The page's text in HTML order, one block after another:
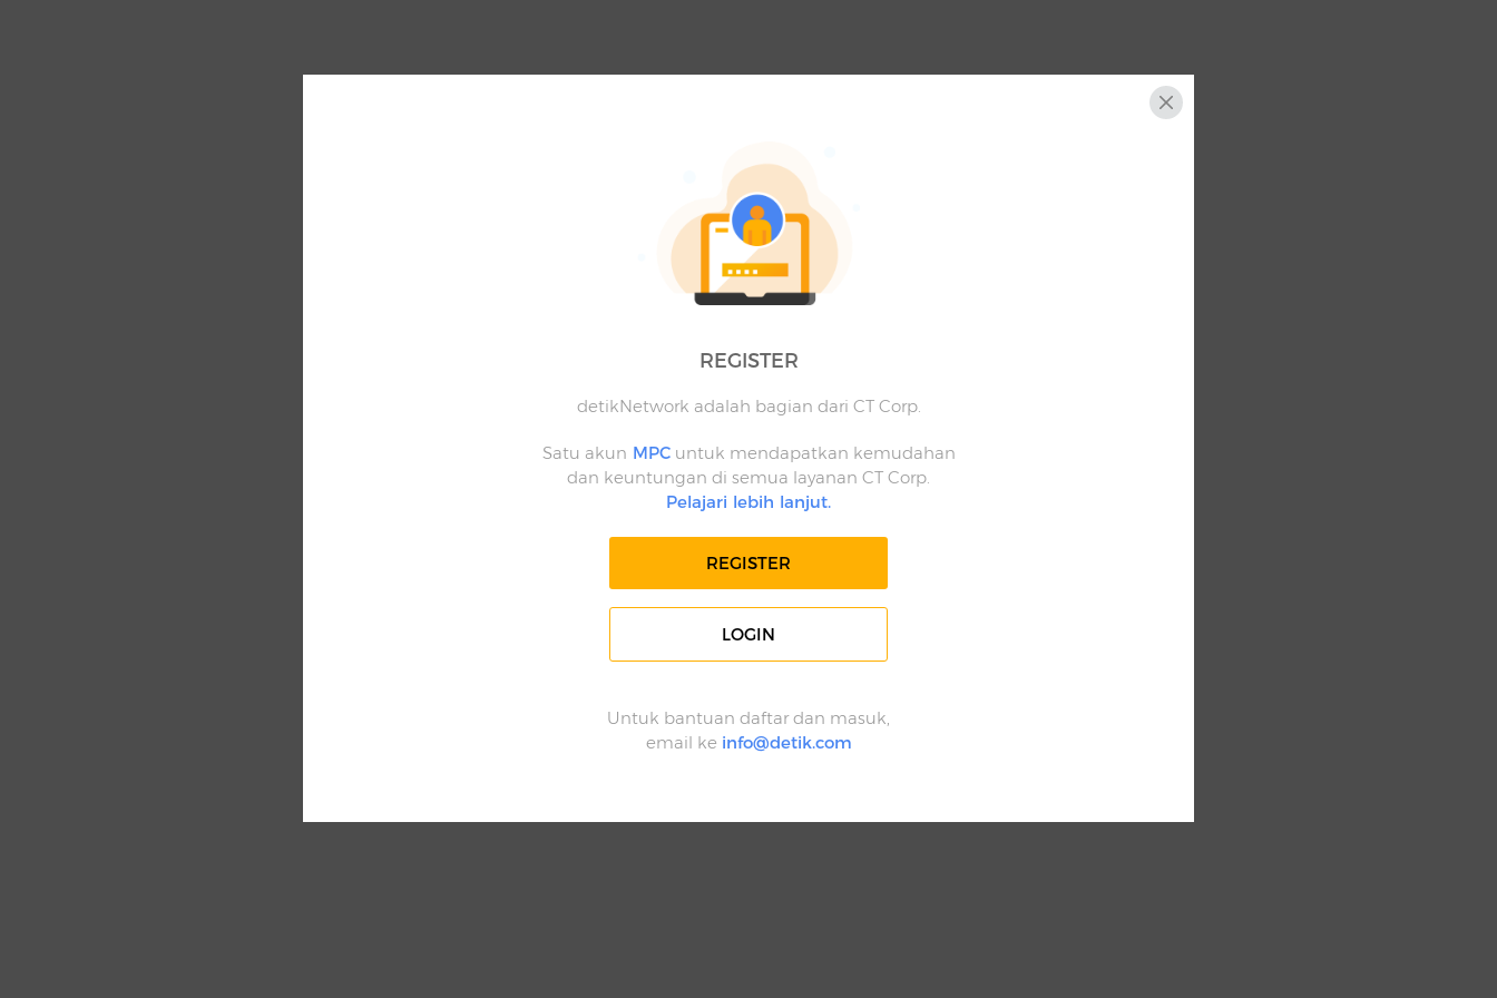
REGISTER
detikNetwork adalah bagian dari CT Corp.
Satu akun MPCuntuk mendapatkan kemudahan
dan keuntungan di semua layanan CT Corp.
Pelajari lebih lanjut.
REGISTER
LOGIN
Untuk bantuan daftar dan masuk,
email ke info@detik.com